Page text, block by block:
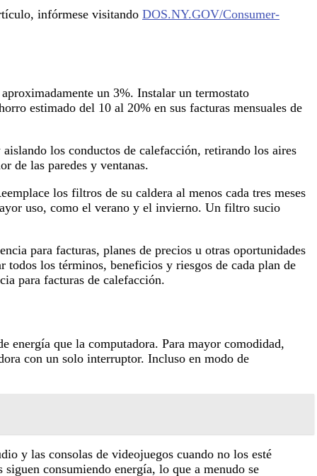
infórmese visitando DOS.NY.GOV/Consumer-
un 3%. Instalar un termostato
estimado del 10 al 20% en sus facturas mensuales de
los conductos de calefacción, retirando los aires
de las paredes y ventanas.
los filtros de su caldera al menos cada tres meses
uso, como el verano y el invierno. Un filtro sucio
para facturas, planes de precios u otras oportunidades
todos los términos, beneficios y riesgos de cada plan de
para facturas de calefacción.
energía que la computadora. Para mayor comodidad,
con un solo interruptor. Incluso en modo de
y las consolas de videojuegos cuando no los esté
consumiendo energía, lo que a menudo se